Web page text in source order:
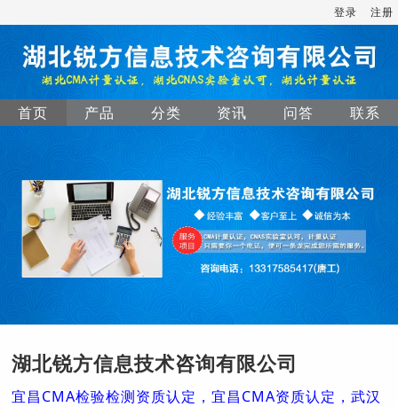
登录 注册
首页 产品 分类 资讯 问答 联系
湖北锐方信息技术咨询有限公司
宜昌CMA检验检测资质认定，宜昌CMA资质认定，武汉